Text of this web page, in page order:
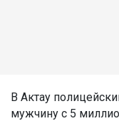
В Актау
мужчину с 5